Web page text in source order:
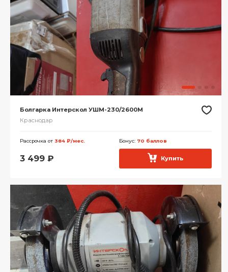
Болгарка Интерскол УШМ-230/2600М
Краснодар
Рассрочка от 384 ₽/мес. Бонус: 70 баллов
3 499 ₽ Купить